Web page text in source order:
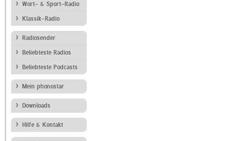
Wort- & Sport-Radio
Klassik-Radio
Radiosender
Beliebteste Radios
Beliebteste Podcasts
Mein phonostar
Downloads
Hilfe & Kontakt